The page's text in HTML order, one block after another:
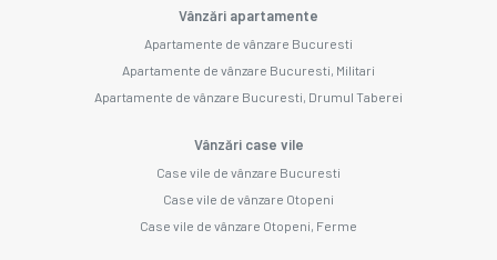
Vânzări apartamente
Apartamente de vânzare Bucuresti
Apartamente de vânzare Bucuresti, Militari
Apartamente de vânzare Bucuresti, Drumul Taberei
Vânzări case vile
Case vile de vânzare Bucuresti
Case vile de vânzare Otopeni
Case vile de vânzare Otopeni, Ferme